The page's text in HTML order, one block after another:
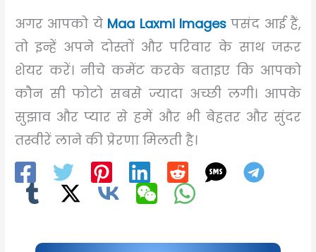
अगर आपको ये Maa Laxmi Imagesपसंद आई हैं,
तो इन्हें अपने दोस्तों और परिवार के साथ जरूर
शेयर करें। नीचे कमेंट करके बताइए कि आपको
कौन सी फोटो सबसे ज्यादा अच्छी लगी। आपके
सुझाव और प्यार से हमें और भी बेहतर और सुंदर
तस्वीरें लाने की प्रेरणा मिलती है।